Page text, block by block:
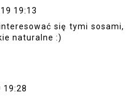
19:13
się tymi sosami,
naturalne :)
19:28